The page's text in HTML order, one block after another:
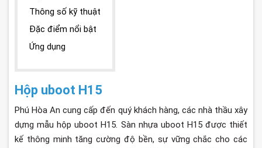
Thông số kỹ thuật
Đặc điểm nổi bật
Ứng dụng
Hộp uboot H15
Phú Hòa An cung cấp đến quý khách hàng, các nhà thầu xây
dựng mẫu hộp uboot H15. Sàn nhựa uboot H15 được thiết
kế thông minh tăng cường độ bền, sự vững chắc cho các